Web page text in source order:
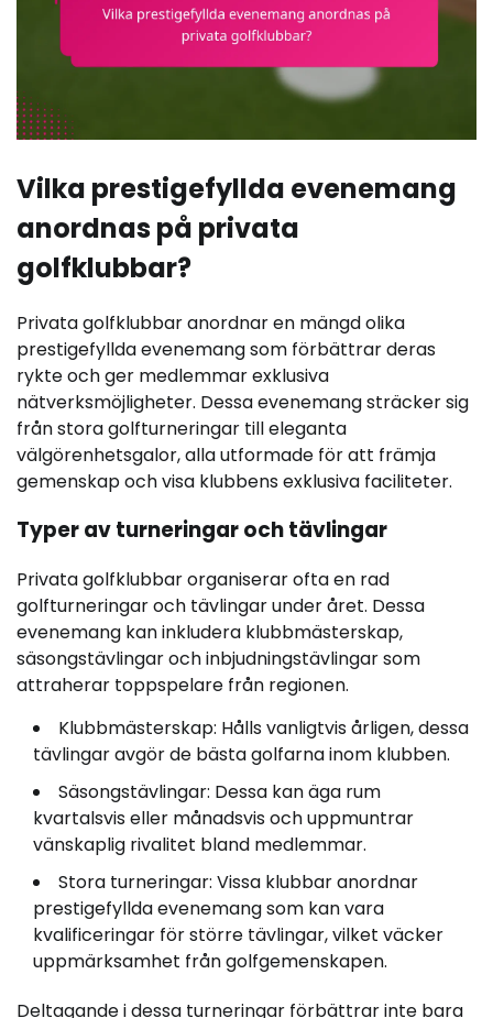
Vilka prestigefyllda evenemang
anordnas på privata
golfklubbar?
Privata golfklubbar anordnar en mängd olika
prestigefyllda evenemang som förbättrar deras
rykte och ger medlemmar exklusiva
nätverksmöjligheter. Dessa evenemang sträcker sig
från stora golfturneringar till eleganta
välgörenhetsgalor, alla utformade för att främja
gemenskap och visa klubbens exklusiva faciliteter.
Typer av turneringar och tävlingar
Privata golfklubbar organiserar ofta en rad
golfturneringar och tävlingar under året. Dessa
evenemang kan inkludera klubbmästerskap,
säsongstävlingar och inbjudningstävlingar som
attraherar toppspelare från regionen.
Klubbmästerskap: Hålls vanligtvis årligen, dessa
tävlingar avgör de bästa golfarna inom klubben.
Säsongstävlingar: Dessa kan äga rum
kvartalsvis eller månadsvis och uppmuntrar
vänskaplig rivalitet bland medlemmar.
Stora turneringar: Vissa klubbar anordnar
prestigefyllda evenemang som kan vara
kvalificeringar för större tävlingar, vilket väcker
uppmärksamhet från golfgemenskapen.
Deltagande i dessa turneringar förbättrar inte bara